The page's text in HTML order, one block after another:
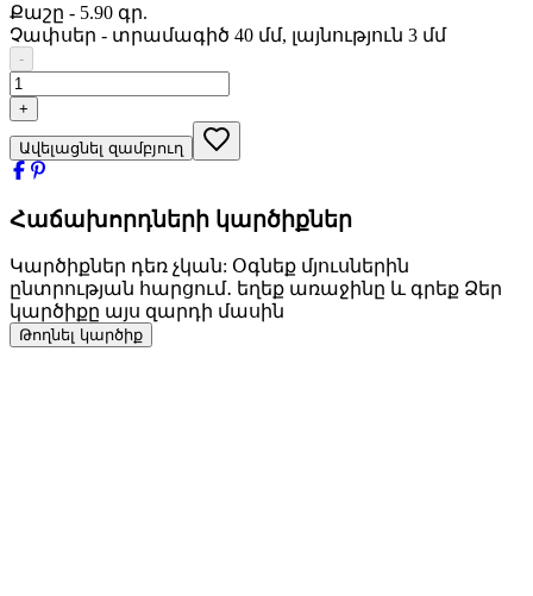
Քաշը - 5.90 գր.
Չափսեր - տրամագիծ 40 մմ, լայնություն 3 մմ
-
+
Ավելացնել զամբյուղ
Հաճախորդների կարծիքներ
Կարծիքներ դեռ չկան: Օգնեք մյուսներին
ընտրության հարցում․ եղեք առաջինը և գրեք Ձեր
կարծիքը այս զարդի մասին
Թողնել կարծիք